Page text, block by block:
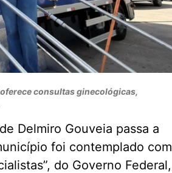
consultas ginecológicas,
Delmiro Gouveia passa a
foi contemplado com
do Governo Federal,